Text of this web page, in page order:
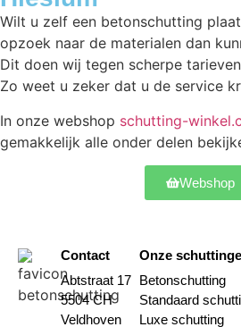
Wilt u zelf een betonschutting
opzoek naar de materialen dan
Dit doen wij tegen scherpe
Zo weet u zeker dat u de service
In onze webshop schutting-
gemakkelijk alle onder delen
Webshop
Contact
Abtstraat 17
5504 CH
Veldhoven
Onze
Betonschutting
Standaard
Luxe schutting